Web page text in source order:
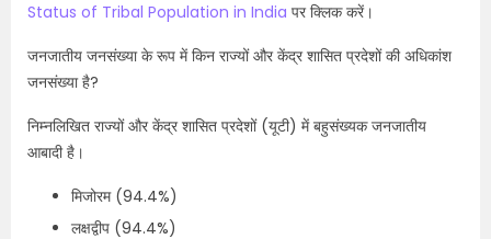
Status of Tribal Population in India पर क्लिक करें।
जनजातीय जनसंख्या के रूप में किन राज्यों और केंद्र शासित प्रदेशों की अधिकांश
जनसंख्या है?
निम्नलिखित राज्यों और केंद्र शासित प्रदेशों (यूटी) में बहुसंख्यक जनजातीय
आबादी है।
मिजोरम (94.4%)
लक्षद्वीप (94.4%)